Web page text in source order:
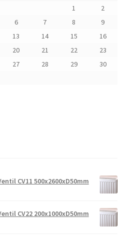
1
2
6 7 8
9
13 14 15
16
20 21 22
23
27 28 29
30
CV11 500x2600xD50mm
CV22 200x1000xD50mm